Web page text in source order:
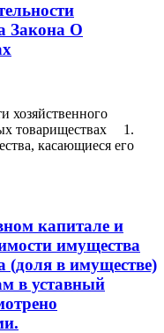
Закона О
хозяйственного
товариществах 1.
касающиеся его
капитале и
имущества
(доля в имуществе)
в уставный